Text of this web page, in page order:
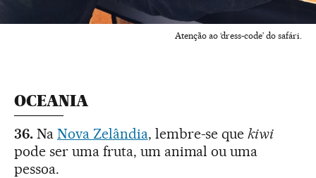
Atenção ao ‘dress-code’ do safári.
OCEANIA
36.Na Nova Zelândia, lembre-se quekiwi
pode ser uma fruta, um animal ou uma
pessoa.